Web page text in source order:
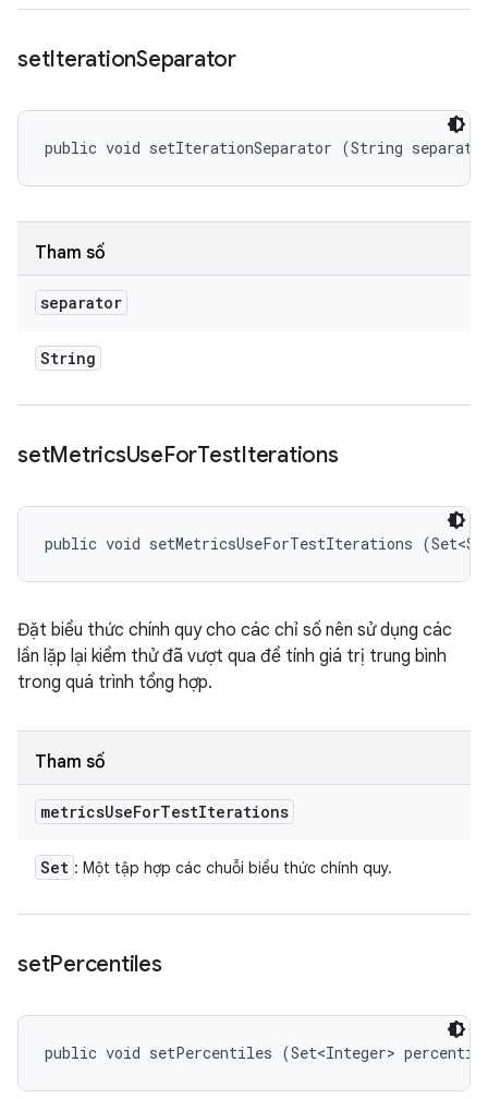
setIterationSeparator
public void setIterationSeparator (String
Tham số
separator
String
setMetricsUseForTestIterations
public void setMetricsUseForTestIterations
Đặt biểu thức chính quy cho các chỉ số nên sử dụng các
lần lặp lại kiểm thử đã vượt qua để tính giá trị trung bình
trong quá trình tổng hợp.
Tham số
metricsUseForTestIterations
Set : Một tập hợp các chuỗi biểu thức chính quy.
setPercentiles
public void setPercentiles (Set<Integer>